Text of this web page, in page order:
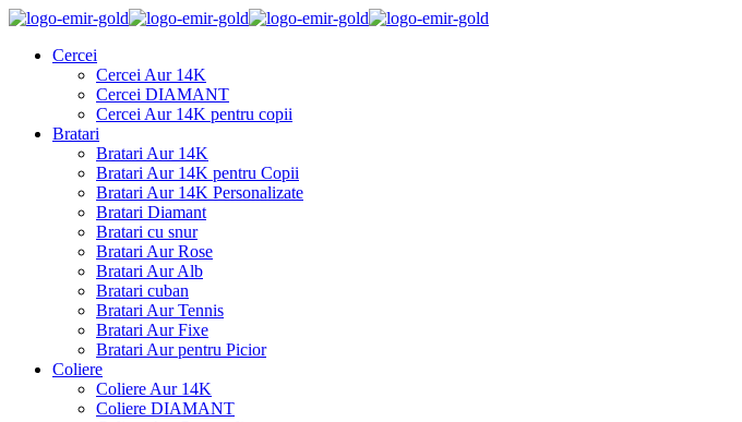
Cercei
Cercei Aur 14K
Cercei DIAMANT
Cercei Aur 14K pentru copii
Bratari
Bratari Aur 14K
Bratari Aur 14K pentru Copii
Bratari Aur 14K Personalizate
Bratari Diamant
Bratari cu snur
Bratari Aur Rose
Bratari Aur Alb
Bratari cuban
Bratari Aur Tennis
Bratari Aur Fixe
Bratari Aur pentru Picior
Coliere
Coliere Aur 14K
Coliere DIAMANT